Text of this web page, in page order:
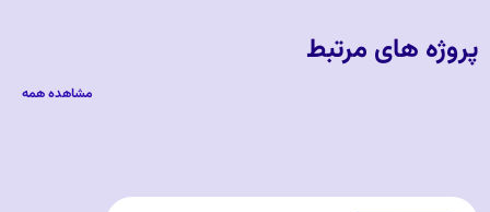
پروژه های مرتبط
مشاهده همه